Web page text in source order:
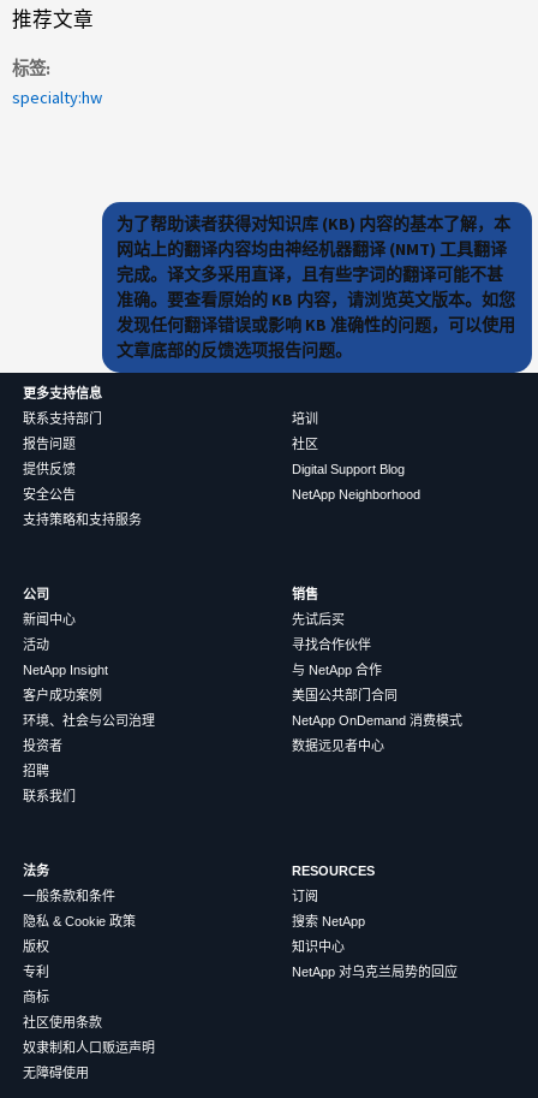
推荐文章
标签
specialty:hw
为了帮助读者获得对知识库 (KB) 内容的基本了解，本
网站上的翻译内容均由神经机器翻译 (NMT) 工具翻译
完成。译文多采用直译，且有些字词的翻译可能不甚
准确。要查看原始的 KB 内容，请浏览英文版本。如您
发现任何翻译错误或影响 KB 准确性的问题，可以使用
文章底部的反馈选项报告问题。
更多支持信息
联系支持部门
报告问题
提供反馈
安全公告
支持策略和支持服务
培训
社区
Digital Support Blog
NetApp Neighborhood
公司
新闻中心
活动
NetApp Insight
客户成功案例
环境、社会与公司治理
投资者
招聘
联系我们
销售
先试后买
寻找合作伙伴
与 NetApp 合作
美国公共部门合同
NetApp OnDemand 消费模式
数据远见者中心
法务
一般条款和条件
隐私 & Cookie 政策
版权
专利
商标
社区使用条款
奴隶制和人口贩运声明
无障碍使用
RESOURCES
订阅
搜索 NetApp
知识中心
NetApp 对乌克兰局势的回应